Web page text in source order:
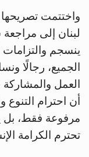
واختتمت تصريحها
لبنان إلى مراجعة
ينسجم والتزامات
الجميع، رجالًا
العمل
أن احترام
مرفوعة فقط، بل
تحترم الكرامة